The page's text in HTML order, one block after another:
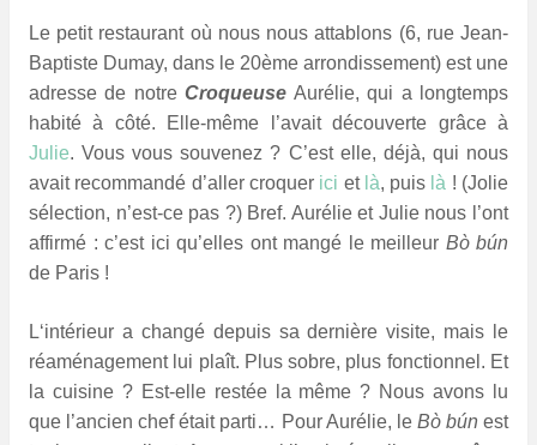
Le petit restaurant où nous nous attablons (6, rue Jean-
Baptiste Dumay, dans le 20ème arrondissement) est une
adresse de notreCroqueuse Aurélie, qui a longtemps
habité à côté. Elle-même l’avait découverte grâce à
Julie. Vous vous souvenez ? C’est elle, déjà, qui nous
avait recommandé d’aller croquer ici et là, puis là ! (Jolie
sélection, n’est-ce pas ?) Bref. Aurélie et Julie nous l’ont
affirmé : c’est ici qu’elles ont mangé le meilleur Bò bún
de Paris !
L‘intérieur a changé depuis sa dernière visite, mais le
réaménagement lui plaît. Plus sobre, plus fonctionnel. Et
la cuisine ? Est-elle restée la même ? Nous avons lu
que l’ancien chef était parti… Pour Aurélie, le Bò búnest